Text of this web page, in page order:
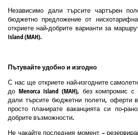
Независимо дали търсите чартърен
бюджетно предложение от
откриете най-добрите варианти за
Island (MAH).
Пътувайте удобно и изгодно
С нас ще откриете най-изгодните
до Menorca Island (MAH), без компромис с
дали търсите бюджетни полети, оферти
просто планирате ваканцията си по-
добрите възможности.
Не чакайте последния момент –